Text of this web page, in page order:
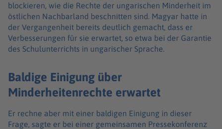
blockieren, wie die Rechte der ungarischen Minderheit im
östlichen Nachbarland beschnitten sind. Magyar hatte in
der Vergangenheit bereits deutlich gemacht, dass er
Verbesserungen für sie erwartet, so etwa bei der Garantie
des Schulunterrichts in ungarischer Sprache.
Baldige Einigung über
Minderheitenrechte erwartet
Er rechne aber mit einer baldigen Einigung in dieser
Frage, sagte er bei einer gemeinsamen Pressekonferenz